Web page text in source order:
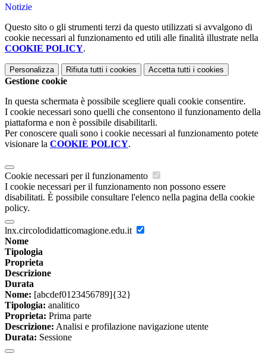
Notizie
Questo sito o gli strumenti terzi da questo utilizzati si avvalgono di
cookie necessari al funzionamento ed utili alle finalità illustrate nella
COOKIE POLICY.
Personalizza Rifiuta tutti i cookies Accetta tutti i cookies
Gestione cookie
In questa schermata è possibile scegliere quali cookie consentire.
I cookie necessari sono quelli che consentono il funzionamento della
piattaforma e non è possibile disabilitarli.
Per conoscere quali sono i cookie necessari al funzionamento potete
visionare la COOKIE POLICY.
Cookie necessari per il funzionamento
I cookie necessari per il funzionamento non possono essere
disabilitati. È possibile consultare l'elenco nella pagina della cookie
policy.
lnx.circolodidatticomagione.edu.it
Nome
Tipologia
Proprieta
Descrizione
Durata
Nome: [abcdef0123456789]{32}
Tipologia: analitico
Proprieta: Prima parte
Descrizione: Analisi e profilazione navigazione utente
Durata: Sessione